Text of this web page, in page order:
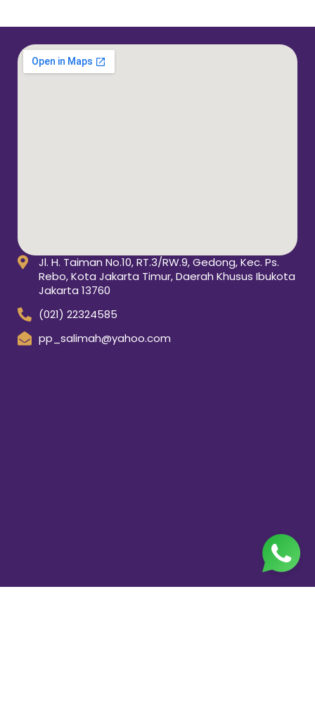
Jl. H. Taiman No.10, RT.3/RW.9, Gedong, Kec. Ps.
Rebo, Kota Jakarta Timur, Daerah Khusus Ibukota
Jakarta 13760
(021) 22324585
pp_salimah@yahoo.com